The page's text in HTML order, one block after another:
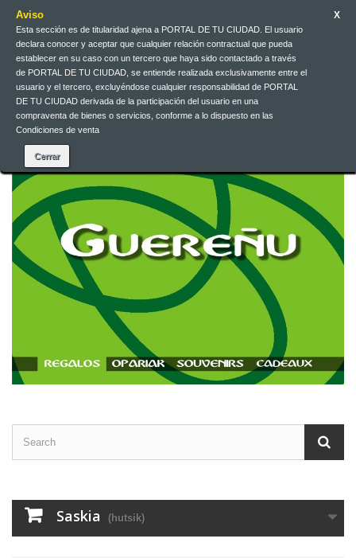
Aviso
Esta sección es de titularidad ajena a PORTAL DE TU CIUDAD. El usuario
declara conocer y aceptar que cualquier relación contractual que pueda
establecer en su caso con un tercero que haya sido contactado a través
de PORTAL DE TU CIUDAD, se entiende realizada exclusivamente entre el
usuario y el tercero, excluyéndose cualquier responsabilidad de PORTAL
DE TU CIUDAD derivada de la participación del usuario en una
compraventa de bienes o servicios, conforme a lo dispuesto en las
Condiciones de venta
X
Euskera
Euskera
Jarri gurekin harremanetan
Saskia (hutsik)